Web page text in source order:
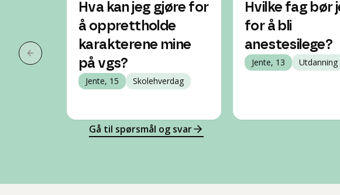
Forrige slide
Hva kan jeg gjøre for
å opprettholde
karakterene mine
på vgs?
Jente, 15 Skolehverdag
Hvilke fag bør
for å bli
anestesilege?
Jente, 13 Utdanning
Gå til spørsmål og svar